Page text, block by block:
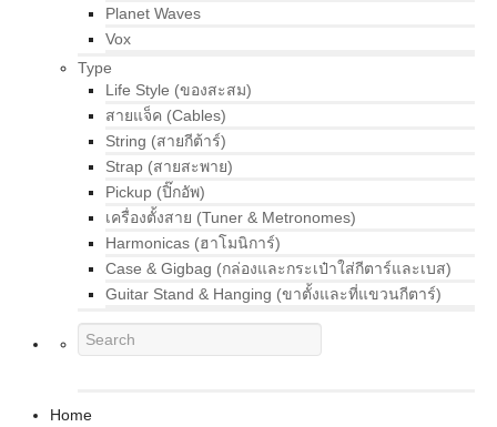
Planet Waves
Vox
Type
Life Style (ของสะสม)
สายแจ็ค (Cables)
String (สายกีต้าร์)
Strap (สายสะพาย)
Pickup (ปิ๊กอัพ)
เครื่องตั้งสาย (Tuner & Metronomes)
Harmonicas (ฮาโมนิการ์)
Case & Gigbag (กล่องและกระเป๋าใส่กีตาร์และเบส)
Guitar Stand & Hanging (ขาตั้งและที่แขวนกีตาร์)
Home